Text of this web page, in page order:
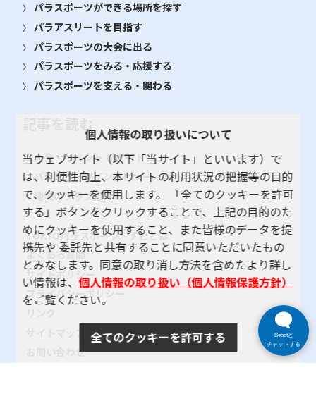
パラスポーツができる場所を探す
パラアスリートを目指す
パラスポーツの大会に出る
パラスポーツをみる・応援する
パラスポーツを支える・関わる
大会・イベント レポート
パラスポーツインタビュー
地域のクラブ紹介
TOKYOパラスポーツ・ナビとは
よくある質問
サイトポリシー
プライバシーポリシー
お問い合わせ
個人情報の取り扱いについて
当ウェブサイト（以下「当サイト」といいます）で
は、利便性向上、本サイトの利用状況の把握等の目的
で、クッキーを使用します。 「全てのクッキーを許可
する」ボタンをクリックすることで、上記の目的のた
めにクッキーを使用すること、また皆様のデータを提
携先や 委託先と共有することに同意いただいたもの
とみなします。同意の取り消し方法を含めたより詳し
い情報は、個人情報の取り扱い（個人情報保護方針）
をご覧ください。
全てのクッキーを許可する
Bebotと
チャットする